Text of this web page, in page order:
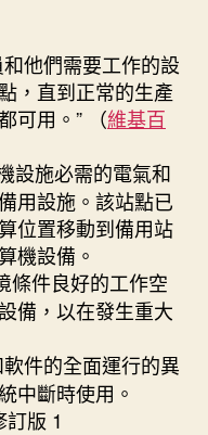
他們需要工作的設
，直到正常的生產
可用。” （維基百
設施必需的電氣和
用設施。該站點已
位置移動到備用站
機設備。
條件良好的工作空
備，以在發生重大
軟件的全面運行的異
中斷時使用。
版 1